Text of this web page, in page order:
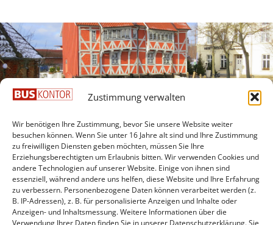
Zustimmung verwalten
Wir benötigen Ihre Zustimmung, bevor Sie unsere Website weiter
besuchen können. Wenn Sie unter 16 Jahre alt sind und Ihre Zustimmung
zu freiwilligen Diensten geben möchten, müssen Sie Ihre
Erziehungsberechtigten um Erlaubnis bitten. Wir verwenden Cookies und
andere Technologien auf unserer Website. Einige von ihnen sind
essenziell, während andere uns helfen, diese Website und Ihre Erfahrung
zu verbessern. Personenbezogene Daten können verarbeitet werden (z.
B. IP-Adressen), z. B. für personalisierte Anzeigen und Inhalte oder
Anzeigen- und Inhaltsmessung. Weitere Informationen über die
Verwendung Ihrer Daten finden Sie in unserer Datenschutzerklärung. Sie
Wismar im „Papamobil“
Seefahrer-Romantik und ein Hauch von